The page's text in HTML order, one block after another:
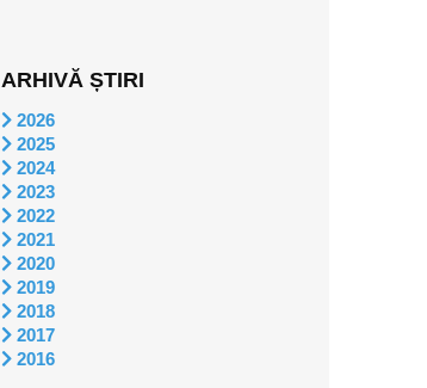
ARHIVĂ ȘTIRI
2026
2025
2024
2023
2022
2021
2020
2019
2018
2017
2016